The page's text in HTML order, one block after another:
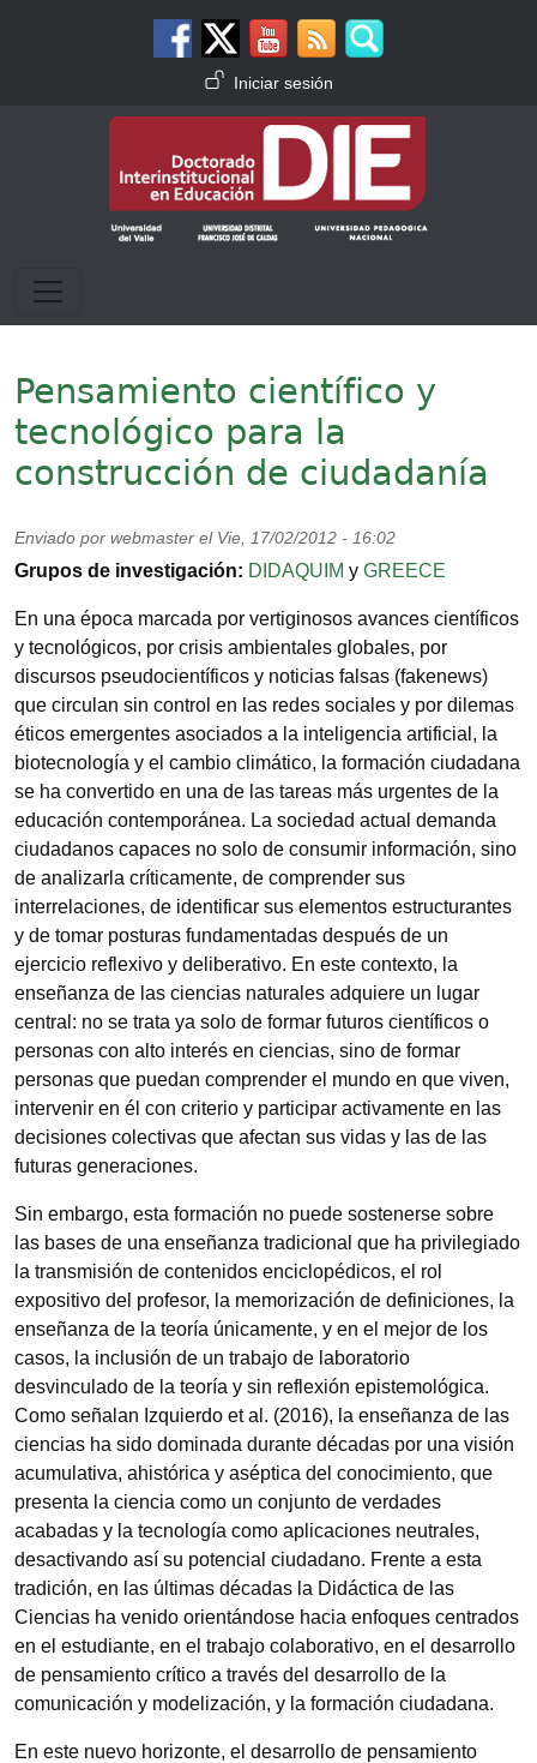
Menú de cuenta de usuario
Iniciar sesión
Pensamiento científico y
tecnológico para la
construcción de ciudadanía
Enviado por webmaster el Vie, 17/02/2012 - 16:02
Grupos de investigación DIDAQUIM y GREECE
En una época marcada por vertiginosos avances científicos
y tecnológicos, por crisis ambientales globales, por
discursos pseudocientíficos y noticias falsas (fakenews)
que circulan sin control en las redes sociales y por dilemas
éticos emergentes asociados a la inteligencia artificial, la
biotecnología y el cambio climático, la formación ciudadana
se ha convertido en una de las tareas más urgentes de la
educación contemporánea. La sociedad actual demanda
ciudadanos capaces no solo de consumir información, sino
de analizarla críticamente, de comprender sus
interrelaciones, de identificar sus elementos estructurantes
y de tomar posturas fundamentadas después de un
ejercicio reflexivo y deliberativo. En este contexto, la
enseñanza de las ciencias naturales adquiere un lugar
central: no se trata ya solo de formar futuros científicos o
personas con alto interés en ciencias, sino de formar
personas que puedan comprender el mundo en que viven,
intervenir en él con criterio y participar activamente en las
decisiones colectivas que afectan sus vidas y las de las
futuras generaciones.
Sin embargo, esta formación no puede sostenerse sobre
las bases de una enseñanza tradicional que ha privilegiado
la transmisión de contenidos enciclopédicos, el rol
expositivo del profesor, la memorización de definiciones, la
enseñanza de la teoría únicamente, y en el mejor de los
casos, la inclusión de un trabajo de laboratorio
desvinculado de la teoría y sin reflexión epistemológica.
Como señalan Izquierdo et al. (2016), la enseñanza de las
ciencias ha sido dominada durante décadas por una visión
acumulativa, ahistórica y aséptica del conocimiento, que
presenta la ciencia como un conjunto de verdades
acabadas y la tecnología como aplicaciones neutrales,
desactivando así su potencial ciudadano. Frente a esta
tradición, en las últimas décadas la Didáctica de las
Ciencias ha venido orientándose hacia enfoques centrados
en el estudiante, en el trabajo colaborativo, en el desarrollo
de pensamiento crítico a través del desarrollo de la
comunicación y modelización, y la formación ciudadana.
En este nuevo horizonte, el desarrollo de pensamiento